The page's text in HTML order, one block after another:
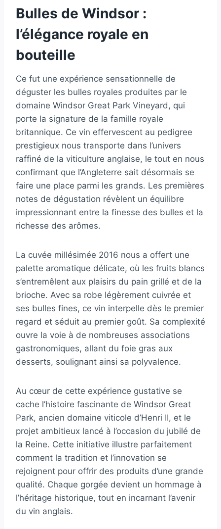
Bulles de Windsor :
l’élégance royale en
bouteille
Ce fut une expérience sensationnelle de
déguster les bulles royales produites par le
domaine Windsor Great Park Vineyard, qui
porte la signature de la famille royale
britannique. Ce vin effervescent au pedigree
prestigieux nous transporte dans l’univers
raffiné de la viticulture anglaise, le tout en nous
confirmant que l’Angleterre sait désormais se
faire une place parmi les grands. Les premières
notes de dégustation révèlent un équilibre
impressionnant entre la finesse des bulles et la
richesse des arômes.
La cuvée millésimée 2016 nous a offert une
palette aromatique délicate, où les fruits blancs
s’entremêlent aux plaisirs du pain grillé et de la
brioche. Avec sa robe légèrement cuivrée et
ses bulles fines, ce vin interpelle dès le premier
regard et séduit au premier goût. Sa complexité
ouvre la voie à de nombreuses associations
gastronomiques, allant du foie gras aux
desserts, soulignant ainsi sa polyvalence.
Au cœur de cette expérience gustative se
cache l’histoire fascinante de Windsor Great
Park, ancien domaine viticole d’Henri II, et le
projet ambitieux lancé à l’occasion du jubilé de
la Reine. Cette initiative illustre parfaitement
comment la tradition et l’innovation se
rejoignent pour offrir des produits d’une grande
qualité. Chaque gorgée devient un hommage à
l’héritage historique, tout en incarnant l’avenir
du vin anglais.